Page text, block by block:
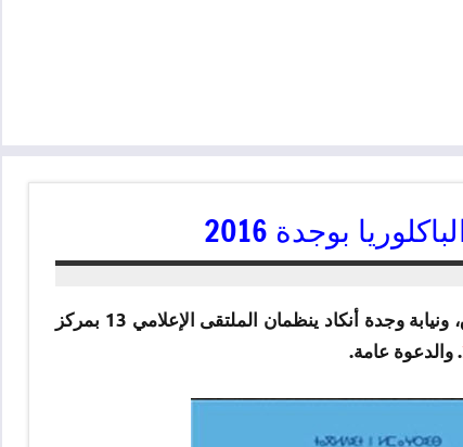
المركز الجهوي للإعلام والمساعدة على التوجيه التابع لأكاديمية الشرق، ونيابة وجدة أنكاد ينظمان الملتقى الإعلامي 13 بمركز
. والدعوة عامة.